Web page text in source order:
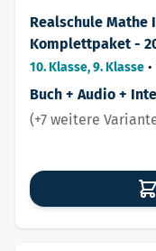
Realschule
Komplettpaket -
10. Klasse, 9. Klasse •
Buch + Audio +
(+7 weitere